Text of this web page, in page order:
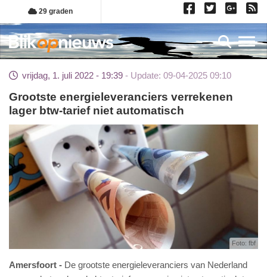
Overslaan
en
naar
de
gaan
29 graden
vrijdag, 1. juli 2022 - 19:39 Update: 09-04-2025 09:10
Grootste energieleveranciers verrekenen
lager btw-tarief niet automatisch
Foto: fbf
Amersfoort
De grootste energieleveranciers van Nederland